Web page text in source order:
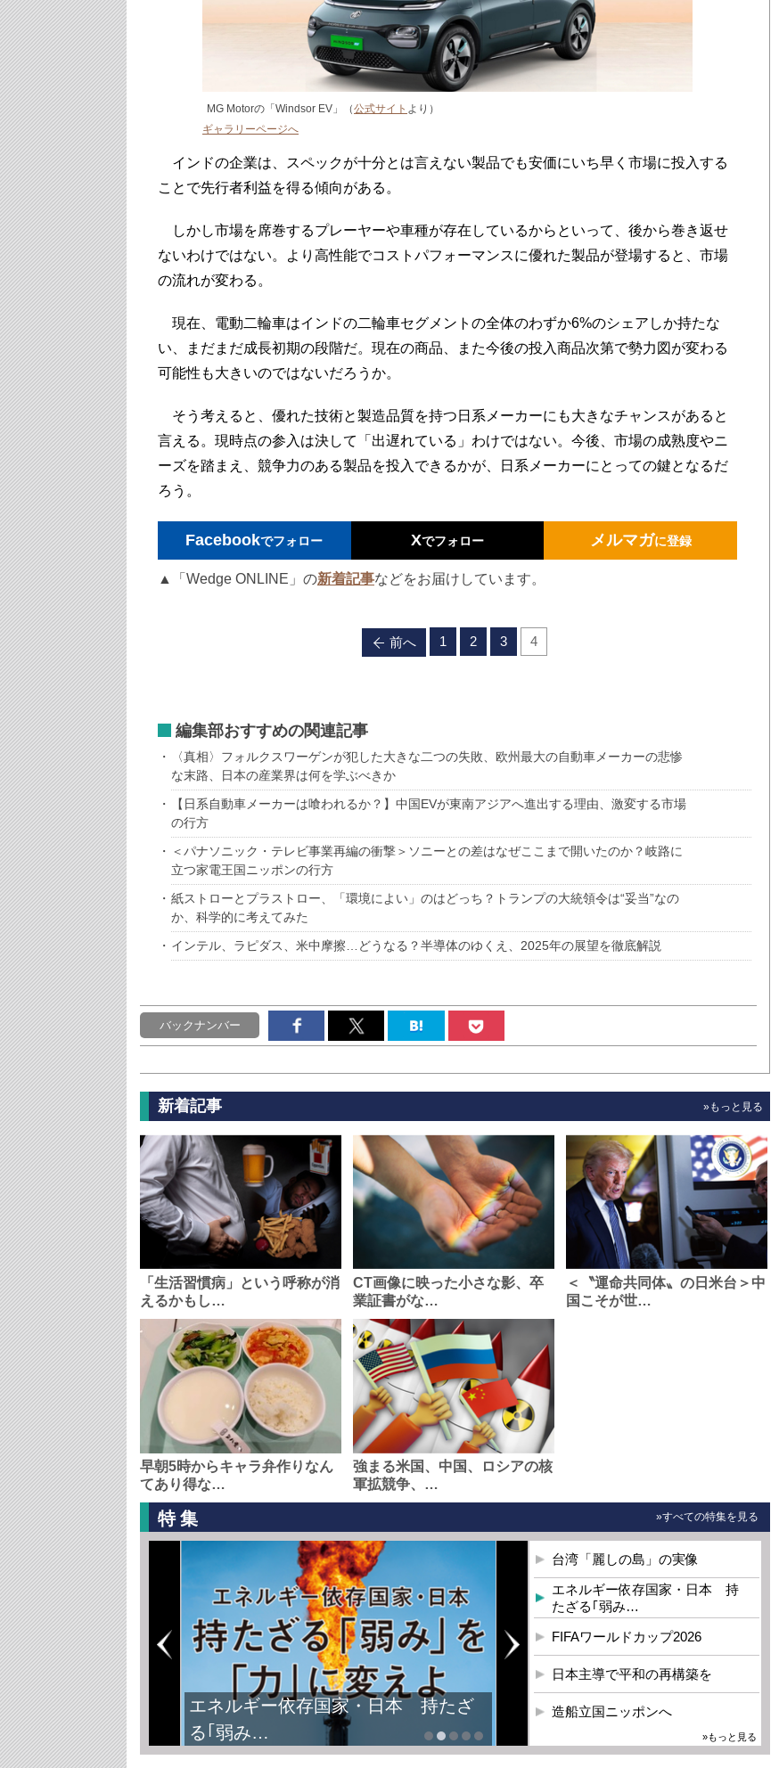
MG Motorの「Windsor EV」（公式サイト より）
ギャラリーページへ
インドの企業は、スペックが十分とは言えない製品でも安価にいち早く市場に投入する
ことで先行者利益を得る傾向がある。
しかし市場を席巻するプレーヤーや車種が存在しているからといって、後から巻き返せ
ないわけではない。より高性能でコストパフォーマンスに優れた製品が登場すると、市場
の流れが変わる。
現在、電動二輪車はインドの二輪車セグメントの全体のわずか6%のシェアしか持たな
い、まだまだ成長初期の段階だ。現在の商品、また今後の投入商品次第で勢力図が変わる
可能性も大きいのではないだろうか。
そう考えると、優れた技術と製造品質を持つ日系メーカーにも大きなチャンスがあると
言える。現時点の参入は決して「出遅れている」わけではない。今後、市場の成熟度やニ
ーズを踏まえ、競争力のある製品を投入できるかが、日系メーカーにとっての鍵となるだ
ろう。
Facebookでフォロー Xでフォロー メルマガに登録
▲「Wedge ONLINE」の新着記事などをお届けしています。
前へ 1 2 3 4
編集部おすすめの関連記事
〈真相〉フォルクスワーゲンが犯した大きな二つの失敗、欧州最大の自動車メーカーの悲惨
な末路、日本の産業界は何を学ぶべきか
【日系自動車メーカーは喰われるか？】中国EVが東南アジアへ進出する理由、激変する市場
の行方
＜パナソニック・テレビ事業再編の衝撃＞ソニーとの差はなぜここまで開いたのか？岐路に
立つ家電王国ニッポンの行方
紙ストローとプラストロー、「環境によい」のはどっち？トランプの大統領令は“妥当”なの
か、科学的に考えてみた
インテル、ラピダス、米中摩擦…どうなる？半導体のゆくえ、2025年の展望を徹底解説
バックナンバー
新着記事 »もっと見る
「生活習慣病」という呼称が消
えるかもし…
CT画像に映った小さな影、卒
業証書がな…
＜〝運命共同体〟の日米台＞中
国こそが世…
早朝5時からキャラ弁作りなん
てあり得な…
強まる米国、中国、ロシアの核
軍拡競争、…
特集 »すべての特集を見る
FIFAワールドカップ2026
台湾「麗しの島」の実像
エネルギー依存国家・日本 持
たざる｢弱み…
FIFAワールドカップ2026
日本主導で平和の再構築を
造船立国ニッポンへ
»もっと見る